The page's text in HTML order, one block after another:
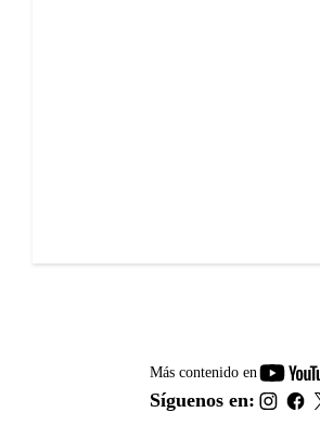
Más contenido en
Síguenos en: